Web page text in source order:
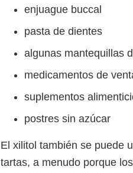
enjuague buccal
pasta de dientes
algunas mantequillas
medicamentos de
suplementos
postres sin azúcar
El xilitol también se puede
tartas, a menudo porque